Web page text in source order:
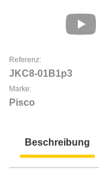
Referenz:
JKC8-01B1p3
Marke:
Pisco
Beschreibung